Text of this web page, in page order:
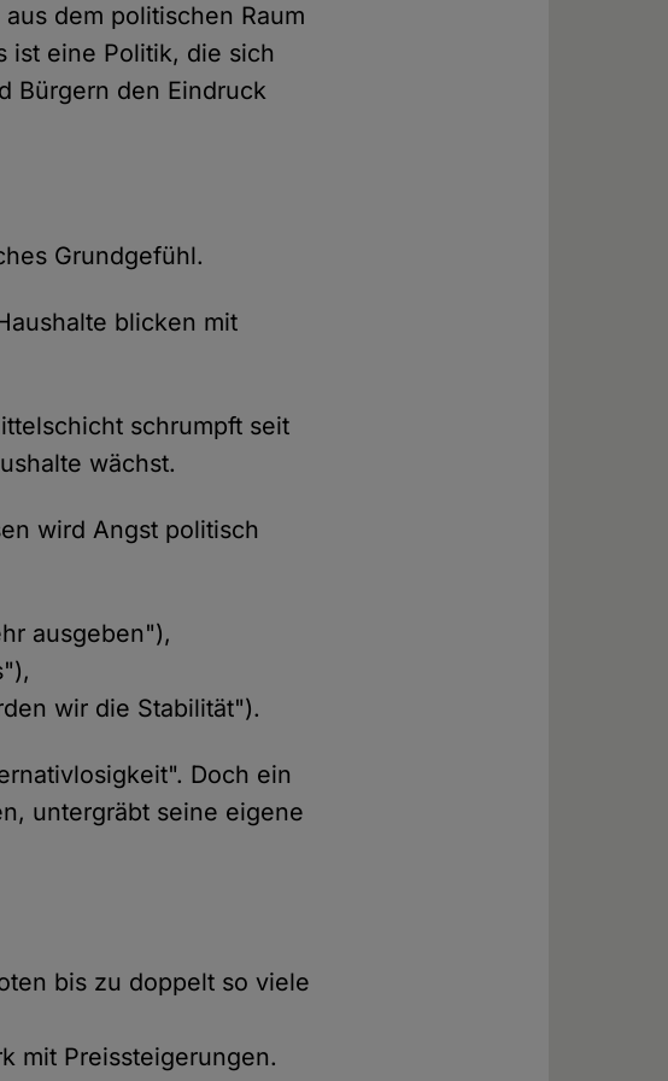
dem politischen Raum
ist eine Politik, die sich
Bürgern den Eindruck
Grundgefühl.
blicken mit
schrumpft seit
wächst.
wird Angst politisch
ausgeben"),
wir die Stabilität").
Doch ein
untergräbt seine eigene
bis zu doppelt so viele
mit Preissteigerungen.